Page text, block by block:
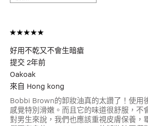
好用不乾又不會生暗瘡
提交 2年前
Oakoak
來自 Hong kong
Bobbi Brown的卸妝油真的太讚了！使用
感覺特別滑嫩。而且它的味道很舒服，不
對男生來說，我們也應該重視皮膚保養，